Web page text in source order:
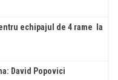
echipajul de 4 rame la
David Popovici